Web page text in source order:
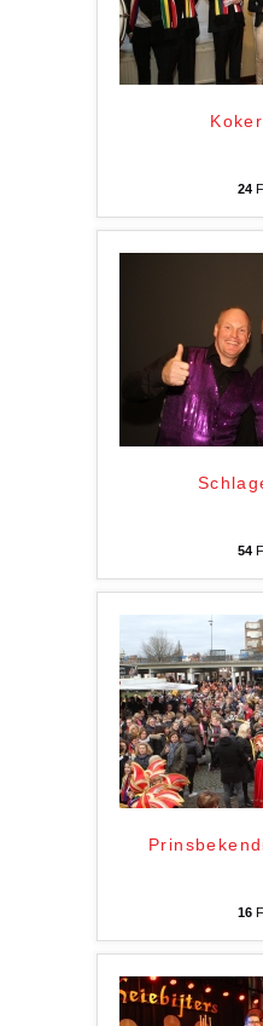
24
54
16